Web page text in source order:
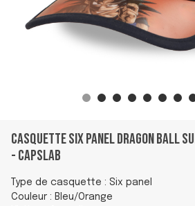
Casquette Six panel Dragon Ball
- Capslab
Type de casquette : Six panel
Couleur : Bleu/Orange